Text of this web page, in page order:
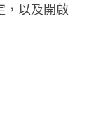
，以及開啟